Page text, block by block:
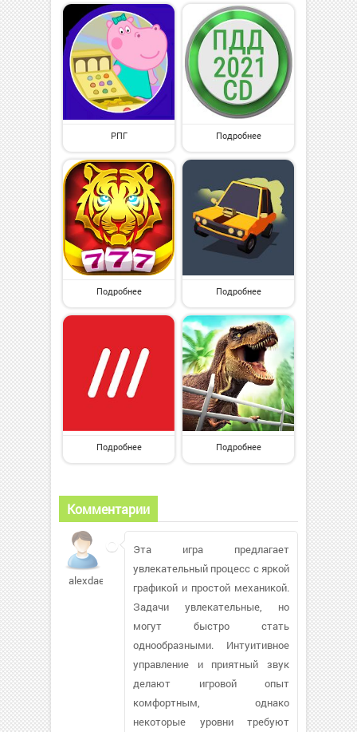
РПГ Подробнее
Подробнее Подробнее
Подробнее Подробнее
Комментарии
alexdaer702
Эта игра предлагает
увлекательный процесс с яркой
графикой и простой механикой.
Задачи увлекательные, но
могут быстро стать
однообразными. Интуитивное
управление и приятный звук
делают игровой опыт
комфортным, однако
некоторые уровни требуют